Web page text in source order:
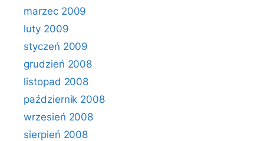
marzec 2009
luty 2009
styczeń 2009
grudzień 2008
listopad 2008
październik 2008
wrzesień 2008
sierpień 2008